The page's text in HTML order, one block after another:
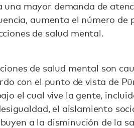
mayor demanda de
aumenta el número de
de salud mental.
de salud mental son
con el punto de vista de
el cual vive la gente,
el aislamiento
a la disminución de la